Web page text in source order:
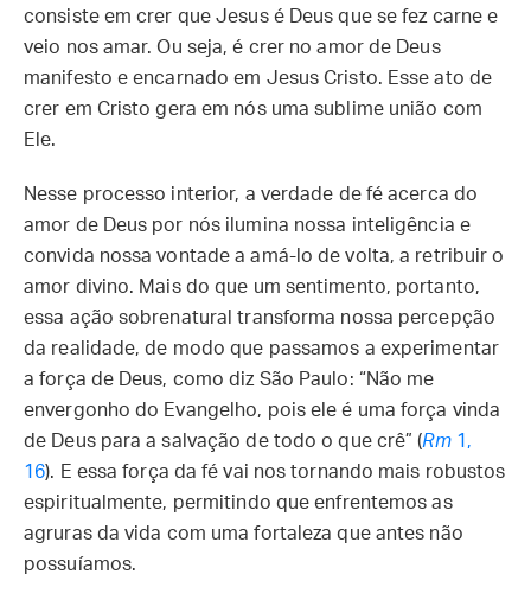
consiste em crer que Jesus é Deus que se fez carne e
veio nos amar. Ou seja, é crer no amor de Deus
manifesto e encarnado em Jesus Cristo. Esse ato de
crer em Cristo gera em nós uma sublime união com
Ele.
Nesse processo interior, a verdade de fé acerca do
amor de Deus por nós ilumina nossa inteligência e
convida nossa vontade a amá-lo de volta, a retribuir o
amor divino. Mais do que um sentimento, portanto,
essa ação sobrenatural transforma nossa percepção
da realidade, de modo que passamos a experimentar
a força de Deus, como diz São Paulo: “Não me
envergonho do Evangelho, pois ele é uma força vinda
de Deus para a salvação de todo o que crê” (Rm1,
16). E essa força da fé vai nos tornando mais robustos
espiritualmente, permitindo que enfrentemos as
agruras da vida com uma fortaleza que antes não
possuíamos.